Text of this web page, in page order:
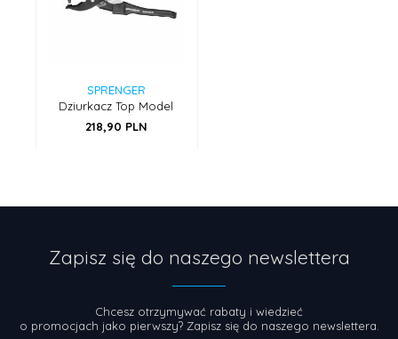
SPRENGER
Dziurkacz Top Model
218,90 PLN
Zapisz się do naszego newslettera
Chcesz otrzymywać rabaty i wiedzieć
o promocjach jako pierwszy? Zapisz się do naszego newslettera.